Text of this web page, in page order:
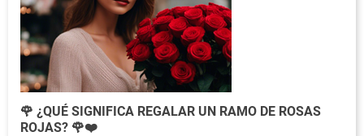
🌹 ¿QUÉ SIGNIFICA REGALAR UN RAMO DE ROSAS
ROJAS? 🌹❤️